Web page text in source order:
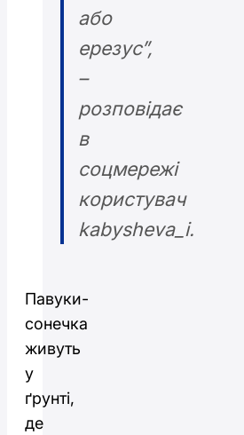
або
ерезус”,
–
розповідає
в
соцмережі
користувач
kabysheva_i.
Павуки-
сонечка
живуть
у
ґрунті,
де